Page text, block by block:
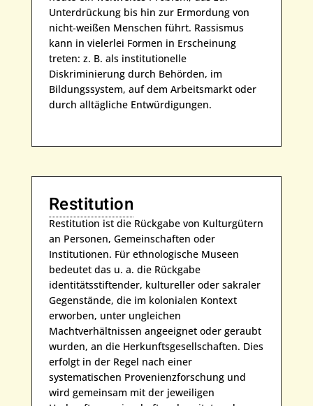
Unterdrückung bis hin zur Ermordung von
nicht-weißen Menschen führt. Rassismus
kann in vielerlei Formen in Erscheinung
treten: z. B. als institutionelle
Diskriminierung durch Behörden, im
Bildungssystem, auf dem Arbeitsmarkt oder
durch alltägliche Entwürdigungen.
Restitution
Restitution ist die Rückgabe von Kulturgütern
an Personen, Gemeinschaften oder
Institutionen. Für ethnologische Museen
bedeutet das u. a. die Rückgabe
identitätsstiftender, kultureller oder sakraler
Gegenstände, die im kolonialen Kontext
erworben, unter ungleichen
Machtverhältnissen angeeignet oder geraubt
wurden, an die Herkunftsgesellschaften. Dies
erfolgt in der Regel nach einer
systematischen Provenienzforschung und
wird gemeinsam mit der jeweiligen